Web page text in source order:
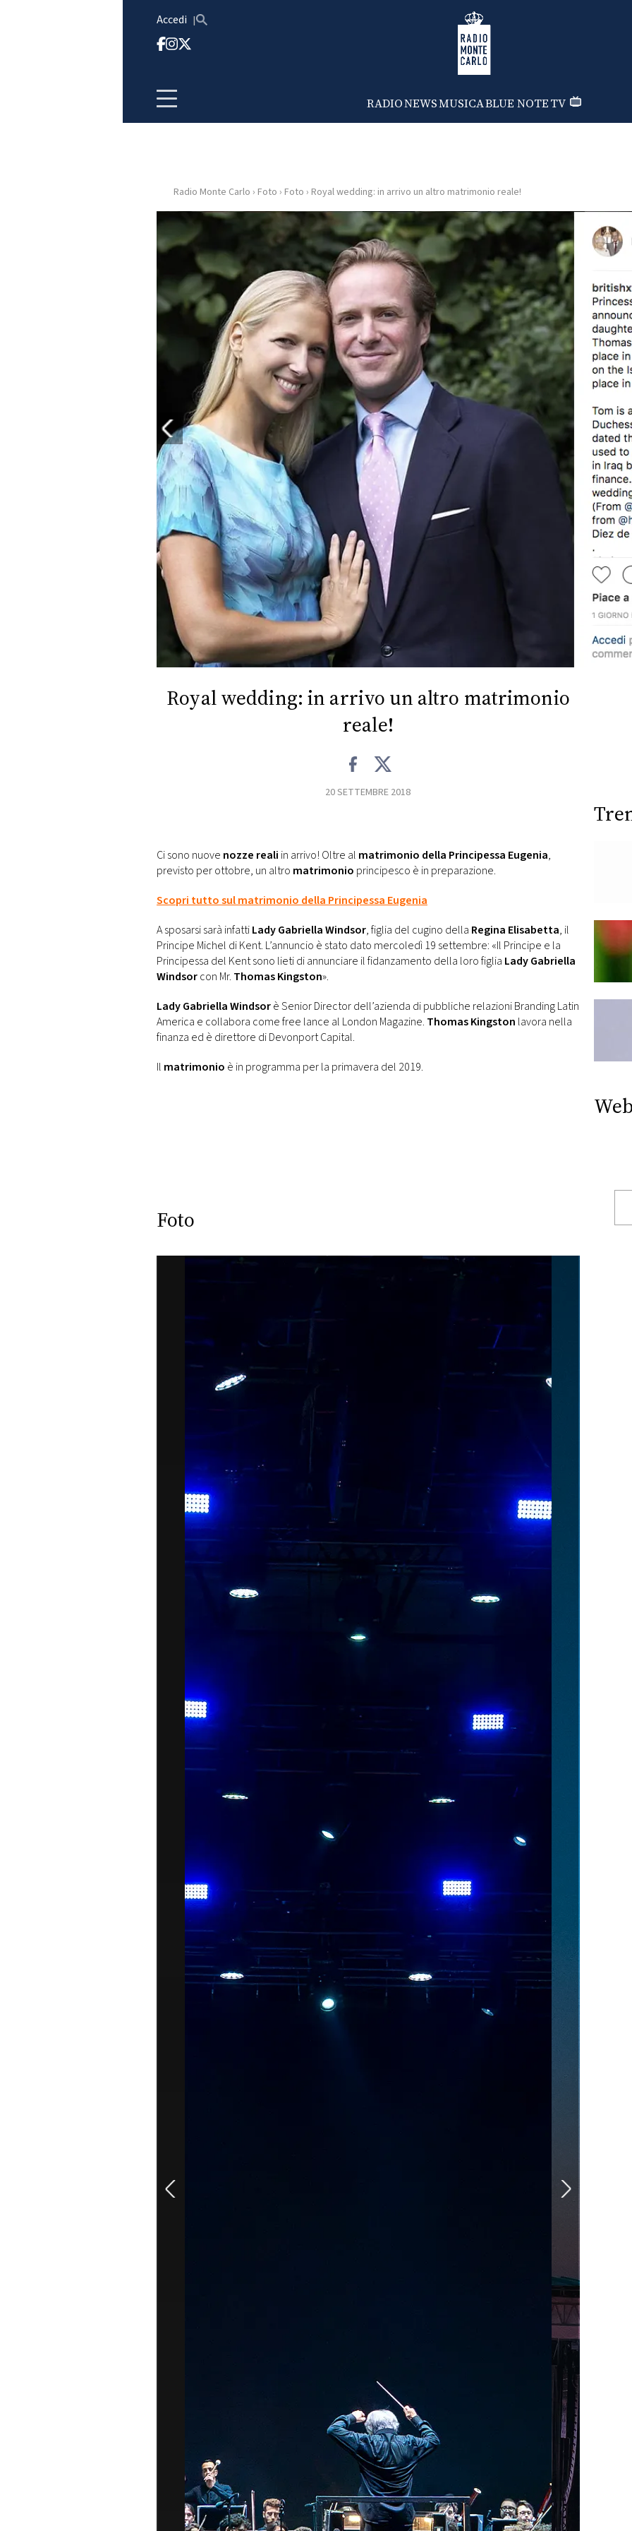
Accedi Radio Monte Carlo
RADIONEWSMUSICABLUE NOTETV
HOME
RADIO
WEB
RADIO
PLAYLIST
NEWS
FOTO
CONCORSI
EVENTI
VIDEO
PRINCIPATO
MONACO
RMC
CONSIGLIA
Radio Monte Carlo › Foto › Foto › Royal wedding: in arrivo un altro matrimonio reale!
Royal wedding: in arrivo un altro matrimonio
reale!
20 SETTEMBRE 2018
Ci sono nuove nozze reali in arrivo! Oltre al matrimonio della Principessa Eugenia,
previsto per ottobre, un altro matrimonio principesco è in preparazione.
Scopri tutto sul matrimonio della Principessa Eugenia
A sposarsi sarà infattiLady Gabriella Windsor, figlia del cugino della Regina Elisabetta, il
Principe Michel di Kent. L’annuncio è stato dato mercoledì 19 settembre: «Il Principe e la
Principessa del Kent sono lieti di annunciare il fidanzamento della loro figlia Lady Gabriella
Windsorcon Mr. Thomas Kingston».
Lady Gabriella Windsorè Senior Director dell’azienda di pubbliche relazioni Branding Latin
America e collabora come free lance al London Magazine. Thomas Kingston lavora nella
finanza ed è direttore di Devonport Capital.
Il matrimonio è in programma per la primavera del 2019.
Foto